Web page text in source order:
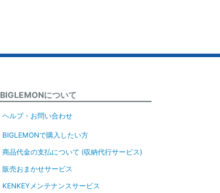
BIGLEMONについて
ヘルプ・お問い合わせ
BIGLEMONで購入したい方
商品代金の支払について (収納代行サービス)
販売おまかせサービス
KENKEYメンテナンスサービス